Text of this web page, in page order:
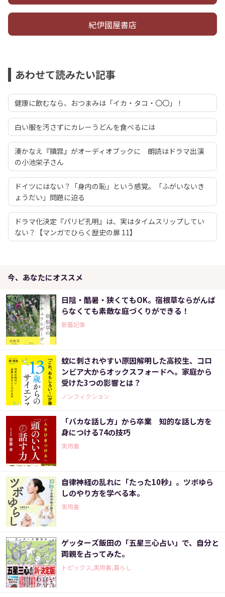
紀伊國屋書店
あわせて読みたい記事
健康に飲むなら、おつまみは「イカ・タコ・〇〇」！
白い服を汚さずにカレーうどんを食べるには
湊かなえ『贖罪』がオーディオブックに 朗読はドラマ出演
の小池栄子さん
ドイツにはない？「身内の恥」という感覚。「ふがいないき
ょうだい」問題に迫る
ドラマ化決定『パリピ孔明』は、実はタイムスリップしてい
ない？【マンガでひらく歴史の扉 11】
今、あなたにオススメ
日陰・酷暑・狭くてもOK。宿根草ならがんば
らなくても素敵な庭づくりができる！
新着記事
蚊に刺されやすい原因解明した高校生、コロ
ンビア大からオックスフォードへ。家庭から
受けた3つの影響とは？
ノンフィクション
「バカな話し方」から卒業 知的な話し方を
身につける74の技巧
実用書
自律神経の乱れに「たった10秒」。ツボゆら
しのやり方を学べる本。
実用書
ゲッターズ飯田の「五星三心占い」で、自分と
両親を占ってみた。
トピックス,実用書,暮らし